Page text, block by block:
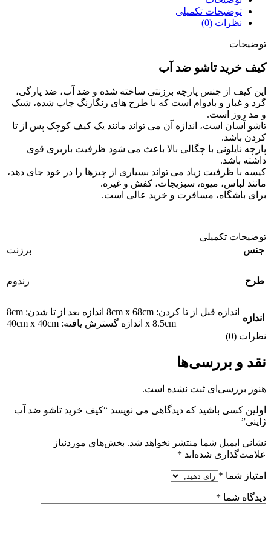
توضیحات تکمیلی
نظرات (0)
توضیحات
کیف خرید تاشو ضد آب
این کیف از جنس پارچه برزنتی ساخته شده و ضد آب، ضد پارگی،
گرد و غبار و بادوام است که با طرح های رنگارنگ چاپ شده، شیک
و مد روز است.
تاشو آسان است، اندازه آن می تواند مانند یک کیف کوچک پس از تا
کردن باشد.
پارچه نایلونی با چگالی بالا باعث می شود ظرفیت باربری قوی
داشته باشد.
کیسه با ظرفیت زیاد می تواند بسیاری از چیزها را در خود جای دهد،
مانند لباس، میوه، سبزیجات، کفش و غیره.
برای باشگاه، مسافرت و خرید عالی است.
توضیحات تکمیلی
جنس
برزنت
طرح رندوم
اندازه
اندازه قبل از تا کردن: 8cm x 68cm اندازه بعد از تا شدن: 8cm
x 8.5cm اندازه گسترش یافته: 40cm x 40cm
نظرات (0)
نقد و بررسی‌ها
هنوز بررسی‌ای ثبت نشده است.
اولین کسی باشید که دیدگاهی می نویسد “کیف خرید تاشو ضد آب
ژاپنی”
نشانی ایمیل شما منتشر نخواهد شد. بخش‌های موردنیاز
علامت‌گذاری شده‌اند *
امتیاز شما *
دیدگاه شما *